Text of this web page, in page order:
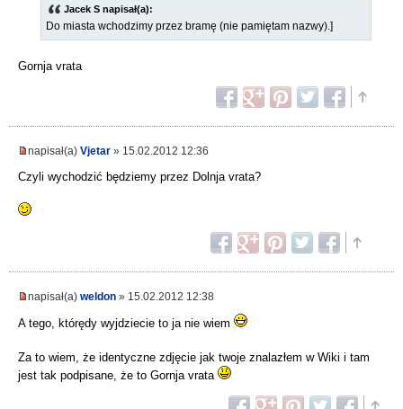
Jacek S napisał(a):
Do miasta wchodzimy przez bramę (nie pamiętam nazwy).]
Gornja vrata
napisał(a) Vjetar » 15.02.2012 12:36
Czyli wychodzić będziemy przez Dolnja vrata?
napisał(a) weldon » 15.02.2012 12:38
A tego, którędy wyjdziecie to ja nie wiem
Za to wiem, że identyczne zdjęcie jak twoje znalazłem w Wiki i tam
jest tak podpisane, że to Gornja vrata